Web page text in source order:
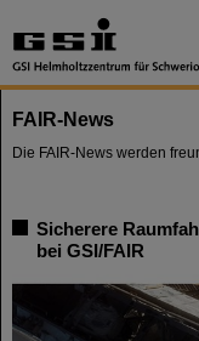
FAIR-News
Die FAIR-News werden
Sicherere
bei GSI/FAIR